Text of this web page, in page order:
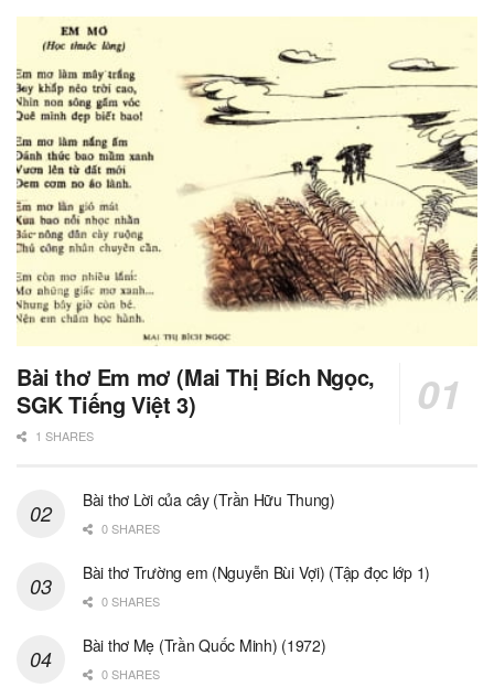
Bài thơ Em mơ (Mai Thị Bích Ngọc,
SGK Tiếng Việt 3)
1 SHARES
Bài thơ Lời của cây (Trần Hữu Thung)
0 SHARES
Bài thơ Trường em (Nguyễn Bùi Vợi) (Tập đọc lớp 1)
0 SHARES
Bài thơ Mẹ (Trần Quốc Minh) (1972)
0 SHARES